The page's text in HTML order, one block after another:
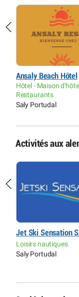
Ansaly Beach Hôtel
Hôtel - Maison
Restaurants
Saly Portudal
Activités aux
Jet Ski Sensation
Loisirs nautiques
Saly Portudal